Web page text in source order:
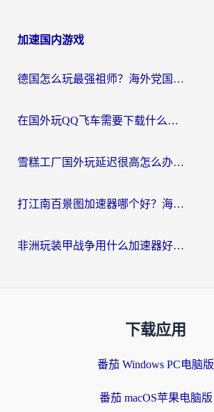
加速国内游戏
德国怎么玩最强祖师？海外党国服游戏加速器选择全攻略（附宝可梦Online实测）
在国外玩QQ飞车需要下载什么加速器呢？海外党亲测有效的国服游戏加速指南
雪糕工厂国外玩延迟很高怎么办？海外玩家国服游戏加速终极攻略（附实测推荐）
打江南百景图加速器哪个好？海外党踩坑N次后，终于找到不卡的秘诀
非洲玩装甲战争用什么加速器好？海外党亲测有效的国服游戏加速方案
下载应用
番茄 Windows PC电脑版
番茄 macOS苹果电脑版